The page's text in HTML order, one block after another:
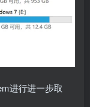
进行进一步取